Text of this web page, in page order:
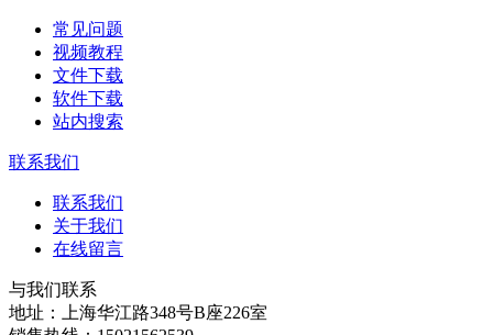
常见问题
视频教程
文件下载
软件下载
站内搜索
联系我们
联系我们
关于我们
在线留言
与我们联系
地址：上海华江路348号B座226室